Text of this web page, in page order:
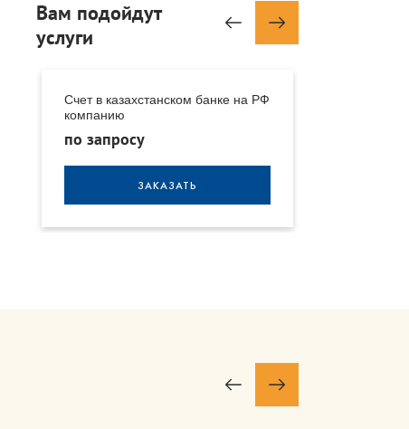
Вам подойдут
услуги
Счет в казахстанском банке на РФ
компанию
по запросу
ЗАКАЗАТЬ